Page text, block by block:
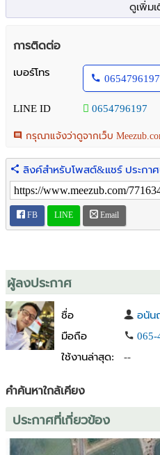
ใกล้ถนนเทพรัตน์(บางนา-ตราด)ประ
ลึกประมาณ 74 เมตร
ถนน(ส่วนบุคคล)กว้าง 6 เมตร น้ำ-
ขายไร่ละ 7,000,000 บาท
เพิ่มเติม 065-4796197 คุณต้น Agent
การติดต่อ
เบอร์โทร
0654796197
LINE ID 0654796197
กรุณาแจ้งว่าดูจากเว็บ
ลิงค์สำหรับโพสต์&แชร์ ประกา
FB LINE Email
ผู้ลงประกาศ
ชื่อ
อนัน
มือถือ
065-
ใช้งานล่าสุด:
--
คำค้นหาใกล้เคียง
ประกาศที่เกี่ยวข้อง